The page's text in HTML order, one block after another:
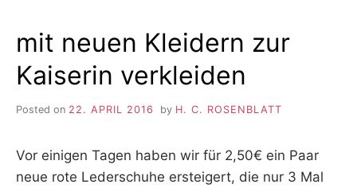
mit neuen Kleidern zur
Kaiserin verkleiden
Posted on 22. APRIL 2016 by H. C. ROSENBLATT
Vor einigen Tagen haben wir für 2,50€ ein Paar
neue rote Lederschuhe ersteigert, die nur 3 Mal